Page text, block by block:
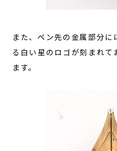
また、ペン先の金属部分
る白い星のロゴが刻まれて
ます。